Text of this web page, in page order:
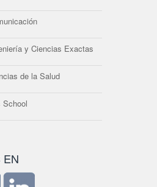
y Ciencias Exactas
de la Salud
School
EN